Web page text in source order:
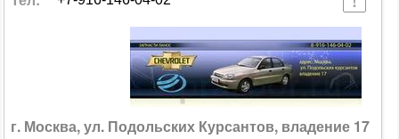
г. Москва, ул. Подольских Курсантов, владение 17